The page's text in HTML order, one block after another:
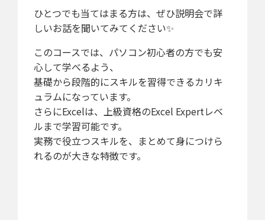
ひとつでも当てはまる方は、ぜひ説明会で詳
しいお話を聞いてみてください✨
このコースでは、パソコン初心者の方でも安
心して学べるよう、
基礎から段階的にスキルを習得できるカリキ
ュラムになっています。
さらにExcelは、上級資格のExcel Expertレベ
ルまで学習可能です。
実務で役立つスキルを、まとめて身につけら
れるのが大きな特徴です。